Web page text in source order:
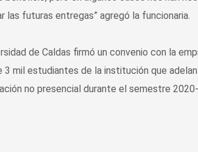
las futuras entregas” agregó la funcionaria.
de Caldas firmó un convenio con la
3 mil estudiantes de la institución que
no presencial durante el semestre